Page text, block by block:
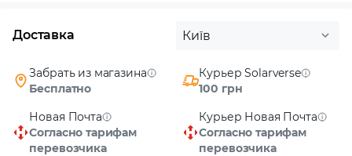
Доставка Київ
Забрать из магазина
Бесплатно
Курьер Solarverse
100 грн
Новая Почта
Согласно тарифам
перевозчика
Курьер Новая Почта
Согласно тарифам
перевозчика